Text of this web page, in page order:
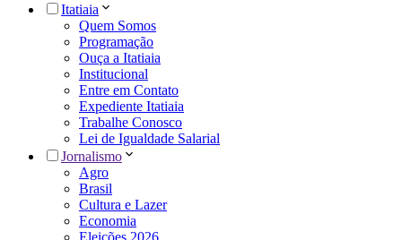
Itatiaia
Quem Somos
Programação
Ouça a Itatiaia
Institucional
Entre em Contato
Expediente Itatiaia
Trabalhe Conosco
Lei de Igualdade Salarial
Jornalismo
Agro
Brasil
Cultura e Lazer
Economia
Eleições 2026